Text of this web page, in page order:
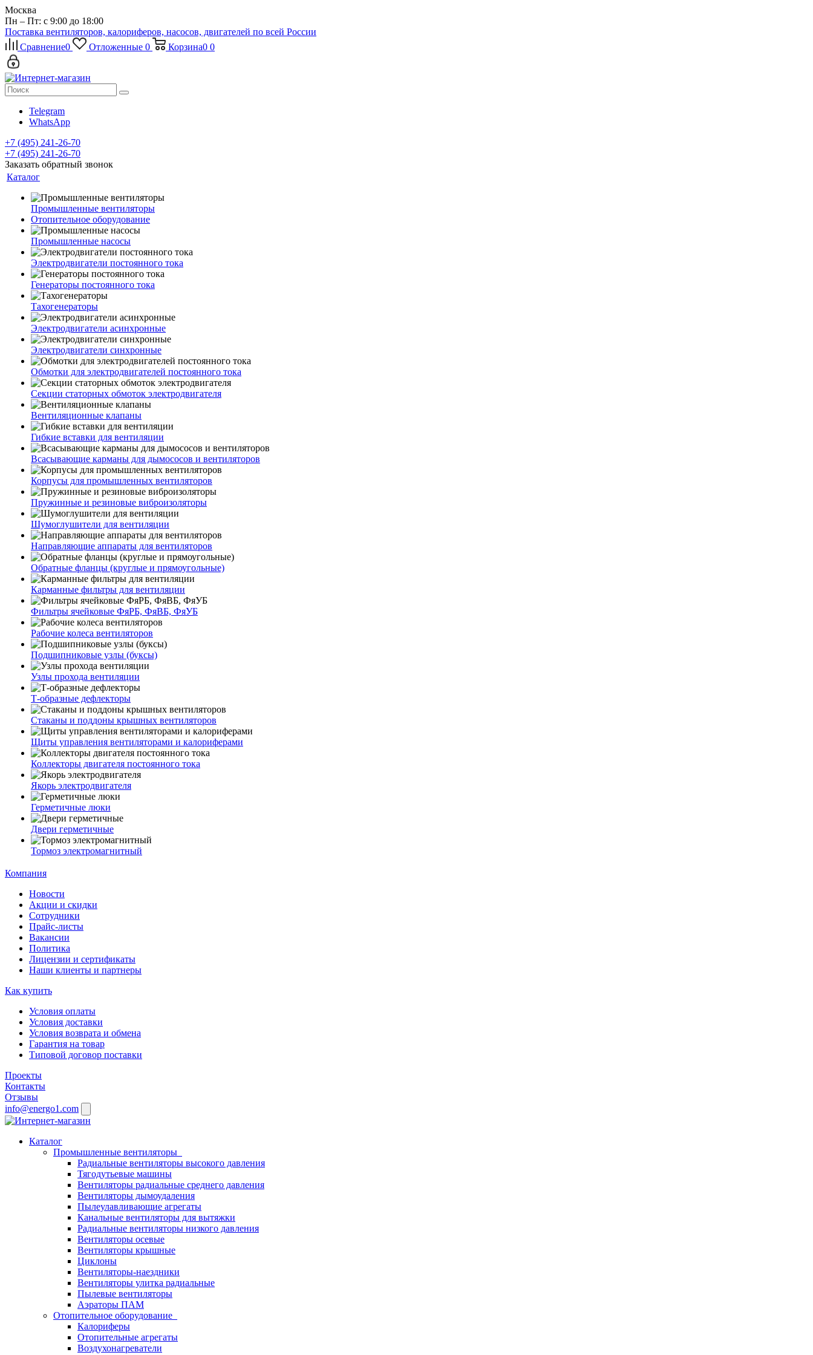
Москва
Пн – Пт: с 9:00 до 18:00
Поставка вентиляторов, калориферов, насосов, двигателей по всей России
Сравнение0 Отложенные 0 Корзина0 0
Telegram
WhatsApp
+7 (495) 241-26-70
+7 (495) 241-26-70
Заказать обратный звонок
Каталог
Промышленные вентиляторы
Отопительное оборудование
Промышленные насосы
Электродвигатели постоянного тока
Генераторы постоянного тока
Тахогенераторы
Электродвигатели асинхронные
Электродвигатели синхронные
Обмотки для электродвигателей постоянного тока
Секции статорных обмоток электродвигателя
Вентиляционные клапаны
Гибкие вставки для вентиляции
Всасывающие карманы для дымососов и вентиляторов
Корпусы для промышленных вентиляторов
Пружинные и резиновые виброизоляторы
Шумоглушители для вентиляции
Направляющие аппараты для вентиляторов
Обратные фланцы (круглые и прямоугольные)
Карманные фильтры для вентиляции
Фильтры ячейковые ФяРБ, ФяВБ, ФяУБ
Рабочие колеса вентиляторов
Подшипниковые узлы (буксы)
Узлы прохода вентиляции
Т-образные дефлекторы
Стаканы и поддоны крышных вентиляторов
Щиты управления вентиляторами и калориферами
Коллекторы двигателя постоянного тока
Якорь электродвигателя
Герметичные люки
Двери герметичные
Тормоз электромагнитный
Компания
Новости
Акции и скидки
Сотрудники
Прайс-листы
Вакансии
Политика
Лицензии и сертификаты
Наши клиенты и партнеры
Как купить
Условия оплаты
Условия доставки
Условия возврата и обмена
Гарантия на товар
Типовой договор поставки
Проекты
Контакты
Отзывы
info@energo1.com
Каталог
Промышленные вентиляторы
Радиальные вентиляторы высокого давления
Тягодутьевые машины
Вентиляторы радиальные среднего давления
Вентиляторы дымоудаления
Пылеулавливающие агрегаты
Канальные вентиляторы для вытяжки
Радиальные вентиляторы низкого давления
Вентиляторы осевые
Вентиляторы крышные
Циклоны
Вентиляторы-наездники
Вентиляторы улитка радиальные
Пылевые вентиляторы
Аэраторы ПАМ
Отопительное оборудование
Калориферы
Отопительные агрегаты
Воздухонагреватели